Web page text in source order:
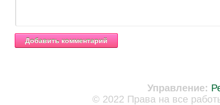
Управление:
© 2022 Права на все